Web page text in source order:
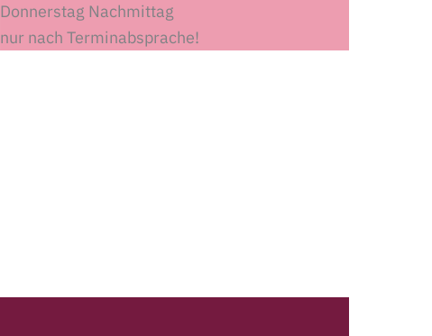
Donnerstag Nachmittag
nur nach Terminabsprache!